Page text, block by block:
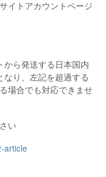
イトアカウントページ
ら発送する日本国内
り、左記を超過する
場合でも対応できませ
い
article